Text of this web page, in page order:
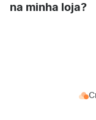
na minha loja?